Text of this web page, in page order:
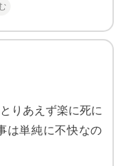
りあえず楽に死に
は単純に不快なの